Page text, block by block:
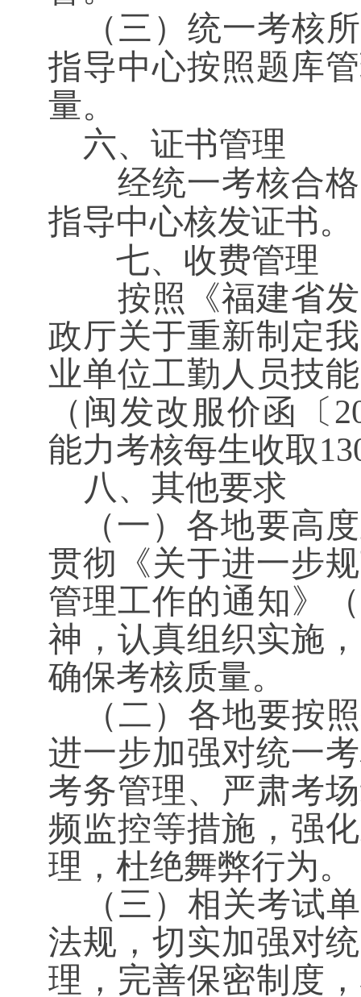
（三）统一考核
指导中心按照题库
量。
六、证书管理
经统一考核合
指导中心核发证书。
七、收费管理
按照《福建省
政厅关于重新制定
业单位工勤人员技
（闽发改服价函〔
能力考核每生收取
八、其他要求
（一）各地要高
贯彻《关于进一步
管理工作的通知》
神，认真组织实施
确保考核质量。
（二）各地要按
进一步加强对统一
考务管理、严肃考
频监控等措施，强
理，杜绝舞弊行为。
（三）相关考试
法规，切实加强对
理，完善保密制度